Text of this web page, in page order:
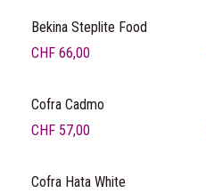
Bekina Steplite Food
CHF 66,00
Cofra Cadmo
CHF 57,00
Cofra Hata White